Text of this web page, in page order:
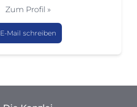
Zum Profil »
E-Mail schreiben